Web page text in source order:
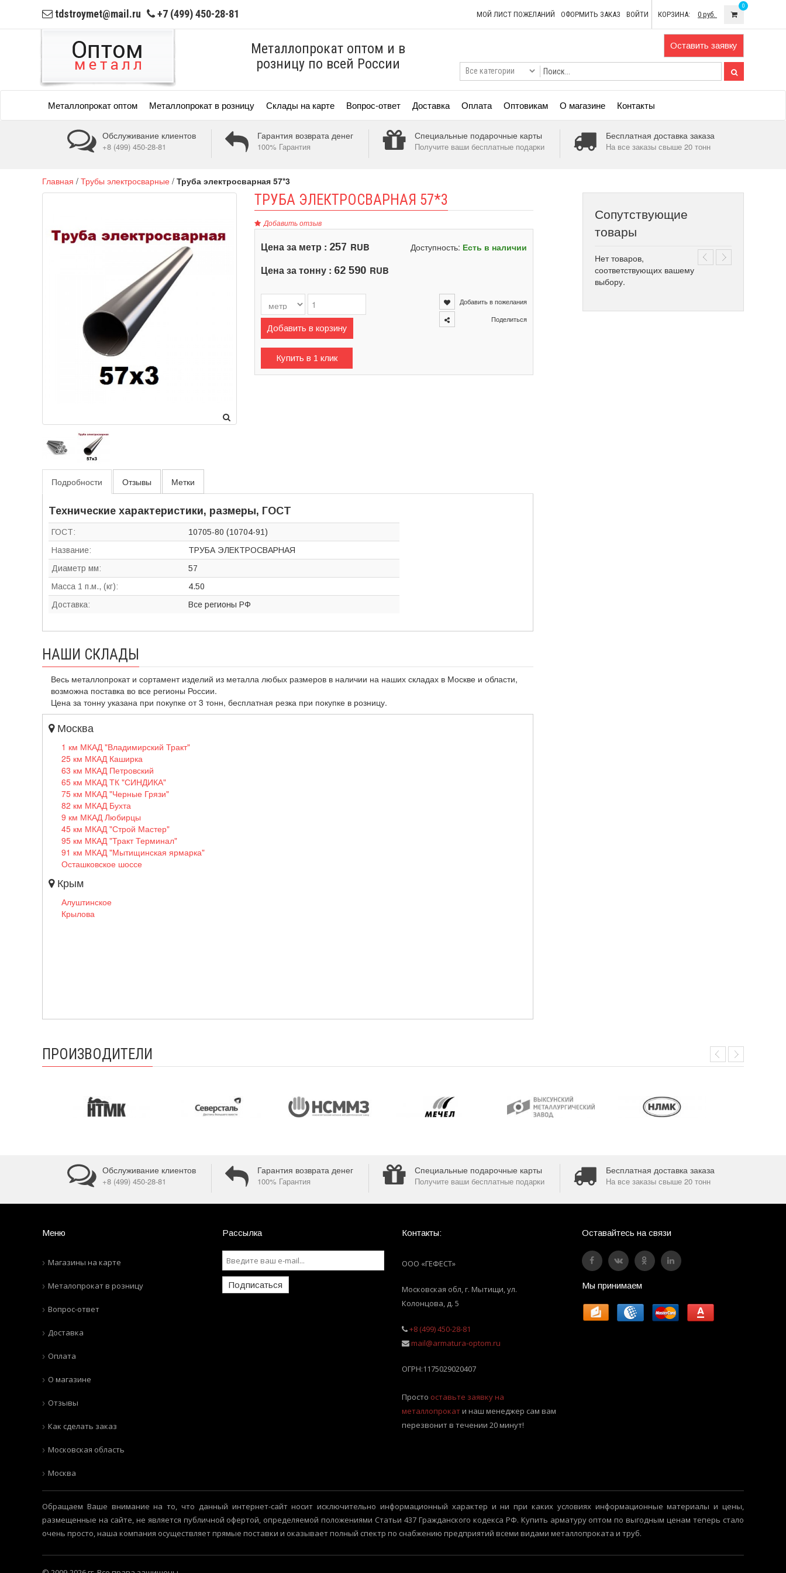
tdstroymet@mail.ru +7 (499) 450-28-81 МОЙ ЛИСТ ПОЖЕЛАНИЙ ОФОРМИТЬ ЗАКАЗ ВОЙТИ КОРЗИНА: 0 руб.
0
Металлопрокат оптом и в
розницу по всей России
Оставить заявку
Металлопрокат оптом Металлопрокат в розницу Склады на карте Вопрос-ответ Доставка Оплата Оптовикам О магазине Контакты
Обслуживание клиентов
+8 (499) 450-28-81
Гарантия возврата денег
100% Гарантия
Специальные подарочные карты
Получите ваши бесплатные подарки
Бесплатная доставка заказа
На все заказы свыше 20 тонн
Главная / Трубы электросварные / Труба электросварная 57*3
ТРУБА ЭЛЕКТРОСВАРНАЯ 57*3
Добавить отзыв
Доступность: Есть в наличии
Цена за метр : 257 RUB
Цена за тонну : 62 590 RUB
Добавить в корзину
Добавить в пожелания
Поделиться
Купить в 1 клик
Подробности Отзывы Метки
Технические характеристики, размеры, ГОСТ
ГОСТ:
10705-80 (10704-91)
Название:
ТРУБА ЭЛЕКТРОСВАРНАЯ
Диаметр мм:
57
Масса 1 п.м., (кг):
4.50
Доставка:
Все регионы РФ
НАШИ СКЛАДЫ
Весь металлопрокат и сортамент изделий из металла любых размеров в наличии на наших складах в Москве и области,
возможна поставка во все регионы России.
Цена за тонну указана при покупке от 3 тонн, бесплатная резка при покупке в розницу.
Москва
1 км МКАД "Владимирский Тракт"
25 км МКАД Каширка
63 км МКАД Петровский
65 км МКАД ТК "СИНДИКА"
75 км МКАД "Черные Грязи"
82 км МКАД Бухта
9 км МКАД Любирцы
45 км МКАД "Строй Мастер"
95 км МКАД "Тракт Терминал"
91 км МКАД "Мытищинская ярмарка"
Осташковское шоссе
Крым
Алуштинское
Крылова
Сопутствующие
товары
Нет товаров,
соответствующих вашему
выбору.
ПРОИЗВОДИТЕЛИ
Обслуживание клиентов
+8 (499) 450-28-81
Гарантия возврата денег
100% Гарантия
Специальные подарочные карты
Получите ваши бесплатные подарки
Бесплатная доставка заказа
На все заказы свыше 20 тонн
Меню
Магазины на карте
Металопрокат в розницу
Вопрос-ответ
Доставка
Оплата
О магазине
Отзывы
Как сделать заказ
Московская область
Москва
Рассылка
Подписаться
Контакты:
ООО «ГЕФЕСТ»
Московская обл, г. Мытищи,ул.
Колонцова, д. 5
+8 (499) 450-28-81
mail@armatura-optom.ru
ОГРН:1175029020407
Просто оставьте заявку на
металлопрокати наш менеджер сам вам
перезвонит в течении 20 минут!
Оставайтесь на связи
Мы принимаем
Обращаем Ваше внимание на то, что данный интернет-сайт носит исключительно информационный характер и ни при каких условиях информационные материалы и цены,
размещенные на сайте, не является публичной офертой, определяемой положениями Статьи 437 Гражданского кодекса РФ. Купить арматуру оптом по выгодным ценам теперь стало
очень просто, наша компания осуществляет прямые поставки и оказывает полный спектр по снабжению предприятий всеми видами металлопроката и труб.